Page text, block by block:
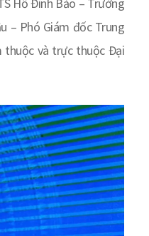
– Phó Giám đốc Trung
thuộc và trực thuộc Đại